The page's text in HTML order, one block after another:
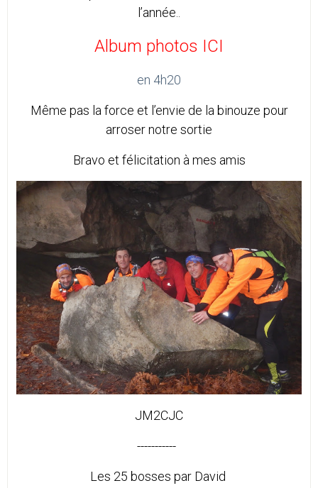
l’année..
Album photos ICI
en 4h20
Même pas la force et l’envie de la binouze pour
arroser notre sortie
Bravo et félicitation à mes amis
JM2CJC
-----------
Les 25 bosses par David